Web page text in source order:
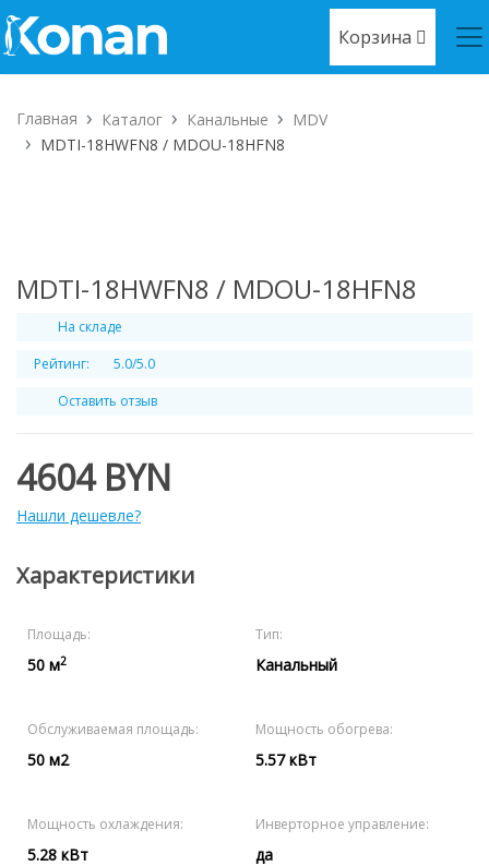
Корзина
Главная Каталог Канальные
MDV
MDTI-18HWFN8 / MDOU-18HFN8
MDTI-18HWFN8 / MDOU-18HFN8
На складе
Рейтинг:
5.0/5.0
Оставить отзыв
4604 BYN
Нашли дешевле?
Характеристики
Площадь:
50 м2
Тип:
Канальный
Обслуживаемая площадь:
50 м2
Мощность обогрева:
5.57 кВт
Мощность охлаждения:
5.28 кВт
Инверторное управление:
да